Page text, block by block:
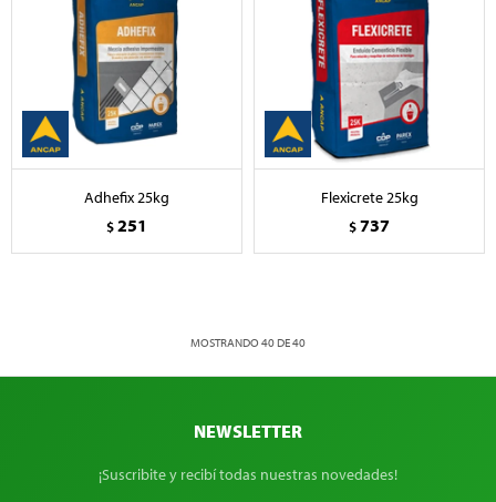
Adhefix 25kg
$251
Flexicrete 25kg
$737
MOSTRANDO40DE40
NEWSLETTER
¡Suscribite y recibí todas nuestras novedades!